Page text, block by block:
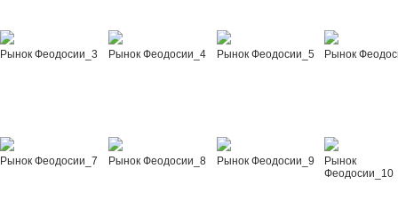
Рынок Феодосии_3 Рынок Феодосии_4 Рынок Феодосии_5 Рынок
Рынок Феодосии_7 Рынок Феодосии_8 Рынок Феодосии_9
Рынок
Феодосии_10